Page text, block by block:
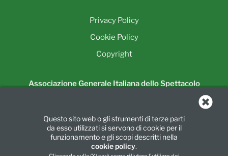
Questo sito web o gli strumenti di terze parti
da esso utilizzati si servono di cookie per il
funzionamento e gli scopi descritti nella
cookie policy.
Privacy Policy
Cookie Policy
Copyright
Associazione Generale Italiana dello Spettacolo
20124 Milano
Tel.:02 6739781|Fax:02 67397860
info@agislombarda.it